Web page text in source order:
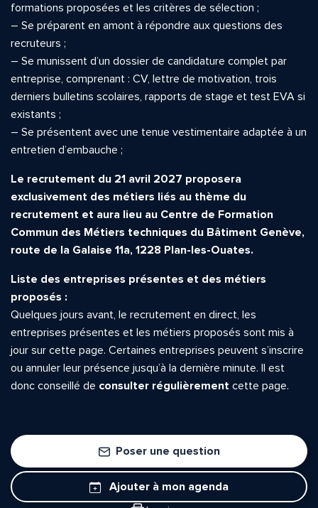
formations proposées et les critères de sélection ;
– Se préparent en amont à répondre aux questions des
recruteurs ;
– Se munissent d’un dossier de candidature complet par
entreprise, comprenant : CV, lettre de motivation, trois
derniers bulletins scolaires, rapports de stage et test EVA si
existants ;
– Se présentent avec une tenue vestimentaire adaptée à un
entretien d’embauche ;
Le recrutement du 21 avril 2027 proposera
exclusivement des métiers liés au thème du
recrutement et aura lieu au Centre de Formation
Commun des Métiers techniques du Bâtiment Genève,
route de la Galaise 11a, 1228 Plan-les-Ouates.
Liste des entreprises présentes et des métiers
proposés :
Quelques jours avant, le recrutement en direct, les
entreprises présentes et les métiers proposés sont mis à
jour sur cette page. Certaines entreprises peuvent s’inscrire
ou annuler leur présence jusqu’à la dernière minute. Il est
donc conseillé de consulter régulièrement cette page.
Poser une question
Ajouter à mon agenda